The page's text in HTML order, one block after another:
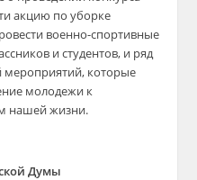
акцию по уборке
военно-спортивные
и студентов, и ряд
мероприятий, которые
молодежи к
нашей жизни.
Думы